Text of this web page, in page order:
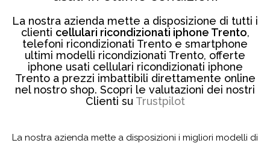
La nostra azienda mette a disposizione di tutti i
clienti cellulari ricondizionati iphone Trento,
telefoni ricondizionati Trento e smartphone
ultimi modelli ricondizionati Trento, offerte
iphone usati cellulari ricondizionati iphone
Trento a prezzi imbattibili direttamente online
nel nostro shop. Scopri le valutazioni dei nostri
Clienti su Trustpilot
La nostra azienda mette a disposizioni i migliori modelli di